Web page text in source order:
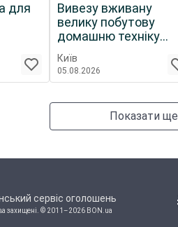
для
Вивезу вживану
велику побутову
домашню техніку
Київ
05.08.2026
Показати ще
сервіс оголошень
захищені. © 2011–2026 BON.ua